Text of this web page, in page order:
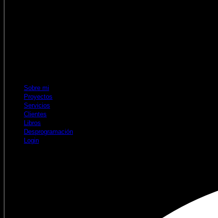
Sobre mi
Proyectos
Servicios
Clientes
Libros
Desprogramación
Login